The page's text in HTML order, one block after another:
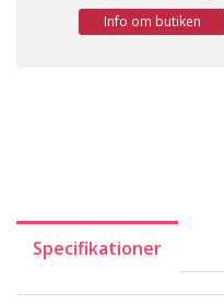
Info om butiken
Specifikationer